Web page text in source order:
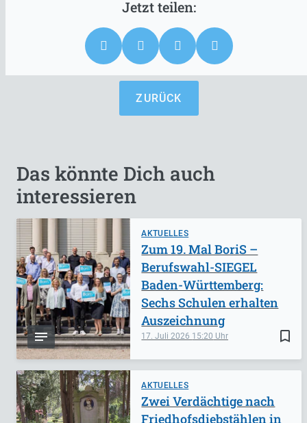
ZURÜCK
Das könnte Dich auch
interessieren
AKTUELLES
bookmark_border
17. Juli 2026 15:20
Zum 19. Mal BoriS –
Berufswahl-SIEGEL
Baden-Württemberg:
Sechs Schulen erhalten
Auszeichnung
AKTUELLES
Zwei Verdächtige nach
Friedhofsdiebstählen in